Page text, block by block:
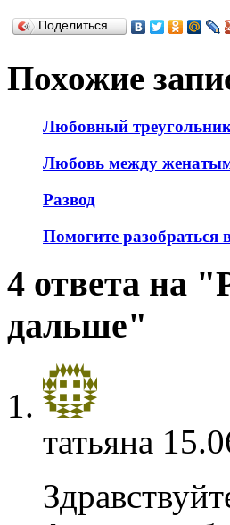
Поделиться…
Похожие
Любовный
Любовь между
Развод
Помогите разобраться
4 ответа на
дальше"
татьяна